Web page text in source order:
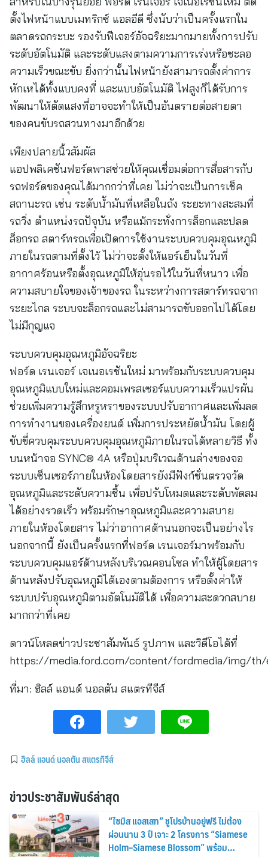
ตั้งไฟหน้าแบบเมทริกซ์ แอลอีดี ซึ่งนับว่าเป็นครั้งแรกใน
ตลาดรถกระบะ รองรับฟีเจอร์อัจฉริยะมากมายทั้งการปรับ
ระดับอัตโนมัติ และระดับแสงตามความการเร่งหรือชะลอ
ความเร็วขณะขับ ยิ่งกว่านั้นไฟหน้ายังสามารถตั้งค่าการ
หักเหได้ทั้งแบบคงที่ และแบบอัตโนมัติ ไฟสูงก็ได้รับการ
พัฒนาให้ตัดแสงที่อาจจะทำให้เป็นอันตรายต่อสายตา
ของคนขับรถสวนทางมาอีกด้วย
เพียงปลายนิ้วสัมผัส
แอปพลิเคชันฟอร์ดพาสช่วยให้คุณเชื่อมต่อการสื่อสารกับ
รถฟอร์ดของคุณได้มากกว่าที่เคย ไม่ว่าจะเป็นการเช็ค
สถานะรถ เช่น ระดับน้ำมันที่เหลือในถัง ระยะทางสะสมที่
รถวิ่ง ตำแหน่งรถปัจุบัน หรือแม้กระทั่งการล็อกและปลด
ล็อกรถ สตาร์ทรถเพื่อเปิดการใช้งานระบบควบคุมอุณหภูมิ
ภายในรถตามที่ตั้งไว้ ไม่ว่าจะตั้งให้แอร์เย็นในวันที่
อากาศร้อนหรือตั้งอุณหภูมิให้อุ่นรอไว้ในวันที่หนาว เพื่อ
ความสบายใจของเจ้าของรถ ในระหว่างการสตาร์ทรถจาก
ระยะไกล ระบบจะล็อกรถและไม่สามารถขับออกไปได้โดย
ไม่มีกุญแจ
ระบบควบคุมอุณหภูมิอัจฉริยะ
ฟอร์ด เรนเจอร์ เจเนอเรชันใหม่ มาพร้อมกับระบบควบคุม
อุณหภูมิแบบใหม่และคอมเพรสเซอร์แบบความเร็วแปรผัน
ช่วยเพิ่มความรู้สึกหรูหราของระบบปรับอากาศและเพิ่มลด
การทำงานของเครื่องยนต์ เพิ่มการประหยัดน้ำมัน โดยผู้
ขับขี่ควบคุมระบบควบคุมอุณหภูมิภายในรถได้หลายวิธี ทั้ง
บนหน้าจอ SYNC® 4A หรือปุ่มบริเวณด้านล่างของจอ
ระบบเซ็นเซอร์ภายในห้องโดยสารยังมีฟังก์ชั่นตรวจวัด
อุณหภูมิและระดับความชื้น เพื่อปรับโหมดและระดับพัดลม
ได้อย่างรวดเร็ว พร้อมรักษาอุณหภูมิและความสบาย
ภายในห้องโดยสาร ไม่ว่าอากาศด้านนอกจะเป็นอย่างไร
นอกจากนี้ ยังเป็นครั้งแรกที่ฟอร์ด เรนเจอร์มาพร้อมกับ
ระบบควบคุมแอร์ด้านหลังบริเวณคอนโซล ทำให้ผู้โดยสาร
ด้านหลังปรับอุณหภูมิได้เองตามต้องการ หรือตั้งค่าให้
ระบบปรับอุณหภูมิตามอัตโนมัติได้ เพื่อความสะดวกสบาย
มากกว่าที่เคย
ดาวน์โหลดข่าวประชาสัมพันธ์ รูปภาพ และวิดีโอได้ที่
https://media.ford.com/content/fordmedia/img/th/
ที่มา: ฮิลล์ แอนด์ นอลตัน สแตรทีจีส์
ฮิลล์ แอนด์ นอลตัน สแตรทิจีส์
ข่าวประชาสัมพันธ์ล่าสุด
“ไซมิส แอสเสท” ชูโปรบ้านอยู่ฟรี ไม่ต้อง
ผ่อนนาน 3 ปี เจาะ 2 โครงการ “Siamese
Holm–Siamese Blossom” พร้อม